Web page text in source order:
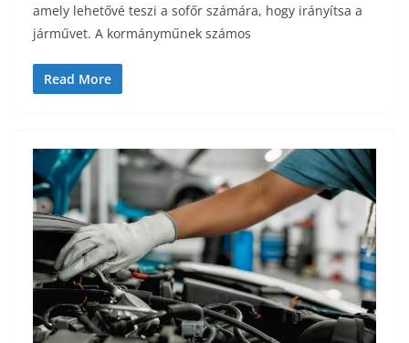
amely lehetővé teszi a sofőr számára, hogy irányítsa a
járművet. A kormányműnek számos
Read More